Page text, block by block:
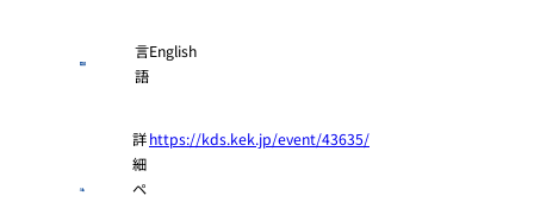
言
語
English
詳
細
ペ
https://kds.kek.jp/event/43635/